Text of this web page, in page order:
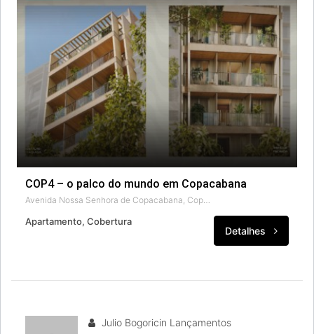
COP4 – o palco do mundo em Copacabana
Apartamento, Cobertura
Detalhes
Julio Bogoricin Lançamentos